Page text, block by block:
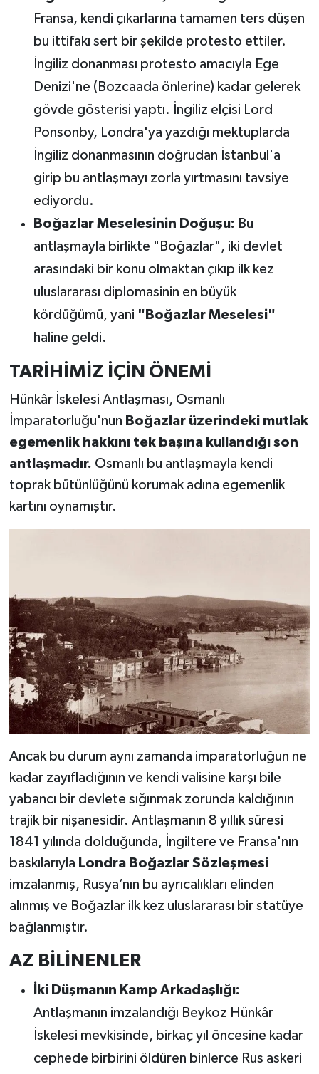
Fransa, kendi çıkarlarına tamamen ters düşen
bu ittifakı sert bir şekilde protesto ettiler.
İngiliz donanması protesto amacıyla Ege
Denizi'ne (Bozcaada önlerine) kadar gelerek
gövde gösterisi yaptı. İngiliz elçisi Lord
Ponsonby, Londra'ya yazdığı mektuplarda
İngiliz donanmasının doğrudan İstanbul'a
girip bu antlaşmayı zorla yırtmasını tavsiye
ediyordu.
Boğazlar Meselesinin Doğuşu: Bu
antlaşmayla birlikte "Boğazlar", iki devlet
arasındaki bir konu olmaktan çıkıp ilk kez
uluslararası diplomasinin en büyük
kördüğümü, yani "Boğazlar Meselesi"
haline geldi.
TARİHİMİZ İÇİN ÖNEMİ
Hünkâr İskelesi Antlaşması, Osmanlı
İmparatorluğu'nun Boğazlar üzerindeki mutlak
egemenlik hakkını tek başına kullandığı son
antlaşmadır. Osmanlı bu antlaşmayla kendi
toprak bütünlüğünü korumak adına egemenlik
kartını oynamıştır.
Ancak bu durum aynı zamanda imparatorluğun ne
kadar zayıfladığının ve kendi valisine karşı bile
yabancı bir devlete sığınmak zorunda kaldığının
trajik bir nişanesidir. Antlaşmanın 8 yıllık süresi
1841 yılında dolduğunda, İngiltere ve Fransa'nın
baskılarıyla Londra Boğazlar Sözleşmesi
imzalanmış, Rusya’nın bu ayrıcalıkları elinden
alınmış ve Boğazlar ilk kez uluslararası bir statüye
bağlanmıştır.
AZ BİLİNENLER
İki Düşmanın Kamp Arkadaşlığı:
Antlaşmanın imzalandığı Beykoz Hünkâr
İskelesi mevkisinde, birkaç yıl öncesine kadar
cephede birbirini öldüren binlerce Rus askeri